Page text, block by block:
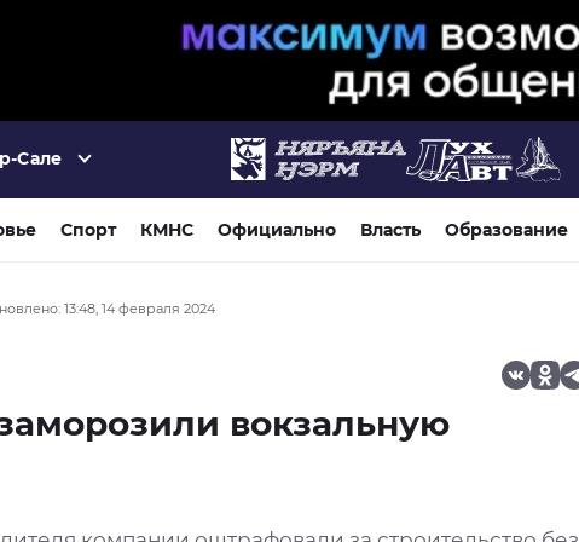
Сале
Спорт КМНС Официально Власть Образование
13:48, 14 февраля 2024
вокзальную